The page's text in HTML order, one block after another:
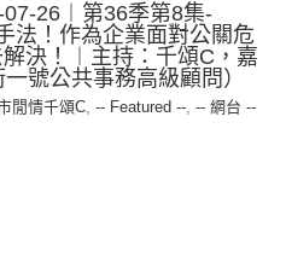
07-26︱第36季第8集-
法！作為企業面對公關危
決！︱主持：千頌C，嘉
號公共事務高級顧問）
閒情千頌C, -- Featured --, -- 網台 --